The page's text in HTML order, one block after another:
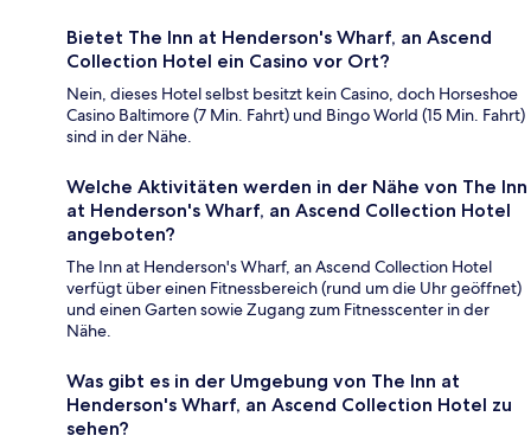
Bietet The Inn at Henderson's Wharf, an Ascend
Collection Hotel ein Casino vor Ort?
Nein, dieses Hotel selbst besitzt kein Casino, doch Horseshoe
Casino Baltimore (7 Min. Fahrt) und Bingo World (15 Min. Fahrt)
sind in der Nähe.
Welche Aktivitäten werden in der Nähe von The Inn
at Henderson's Wharf, an Ascend Collection Hotel
angeboten?
The Inn at Henderson's Wharf, an Ascend Collection Hotel
verfügt über einen Fitnessbereich (rund um die Uhr geöffnet)
und einen Garten sowie Zugang zum Fitnesscenter in der
Nähe.
Was gibt es in der Umgebung von The Inn at
Henderson's Wharf, an Ascend Collection Hotel zu
sehen?